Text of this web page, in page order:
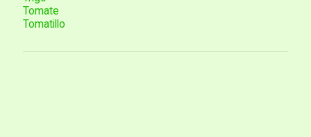
Tomate
Tomatillo